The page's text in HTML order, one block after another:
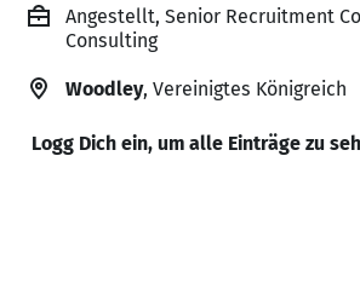
Angestellt, Senior Recruitment
Consulting
Woodley, Vereinigtes Königreich
Logg Dich ein, um alle Einträge zu